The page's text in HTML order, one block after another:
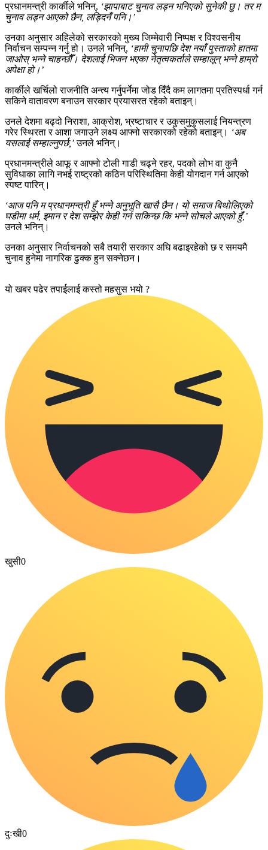
प्रधानमन्त्री कार्कीले भनिन्, ‘झापाबाट चुनाव लड्न भनिएको सुनेकी छु। तर म
चुनाव लड्न आएको छैन, लड्दिनँ पनि।’
उनका अनुसार अहिलेको सरकारको मुख्य जिम्मेवारी निष्पक्ष र विश्वसनीय
निर्वाचन सम्पन्न गर्नु हो। उनले भनिन्, ‘हामी चुनापछि देश नयाँ पुस्ताको हातमा
जाओस् भन्ने चाहन्छौँ। देशलाई भिजन भएका नेतृत्वकर्ताले सम्हालून् भन्ने हाम्रो
अपेक्षा हो।’
कार्कीले खर्चिलो राजनीति अन्त्य गर्नुपर्नेमा जोड दिँदै कम लागतमा प्रतिस्पर्धा गर्न
सकिने वातावरण बनाउन सरकार प्रयासरत रहेको बताइन्।
उनले देशमा बढ्दो निराशा, आक्रोश, भ्रष्टाचार र उकुसमुकुसलाई नियन्त्रण
गरेर स्थिरता र आशा जगाउने लक्ष्य आफ्नो सरकारको रहेको बताइन्। ‘अब
यसलाई सम्हाल्नुपर्छ,’उनले भनिन्।
प्रधानमन्त्रीले आफू र आफ्नो टोली गाडी चढ्ने रहर, पदको लोभ वा कुनै
सुविधाका लागि नभई राष्ट्रको कठिन परिस्थितिमा केही योगदान गर्न आएको
स्पष्ट पारिन्।
‘आज पनि म प्रधानमन्त्री हुँ भन्ने अनुभूति खासै छैन। यो समाज बिथोलिएको
घडीमा धर्म, इमान र देश सम्झेर केही गर्न सकिन्छ कि भन्ने सोचले आएको हुँ,’
उनले भनिन्।
उनका अनुसार निर्वाचनको सबै तयारी सरकार अघि बढाइरहेको छ र समयमै
चुनाव हुनेमा नागरिक ढुक्क हुन सक्नेछन।
यो खबर पढेर तपाईलाई कस्तो महसुस भयो ?
खुसी0
दुःखी0